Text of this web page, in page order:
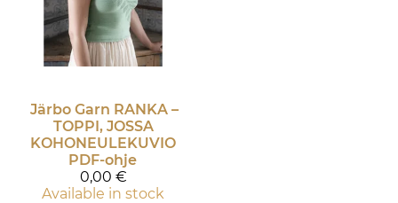
Järbo Garn RANKA –
TOPPI, JOSSA
KOHONEULEKUVIO
PDF-ohje
0,00 €
Available in stock